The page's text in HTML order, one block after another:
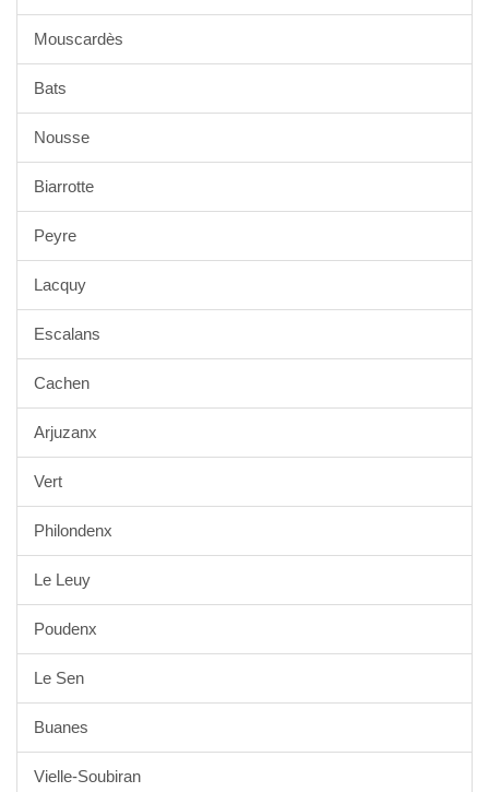
Mouscardès
Bats
Nousse
Biarrotte
Peyre
Lacquy
Escalans
Cachen
Arjuzanx
Vert
Philondenx
Le Leuy
Poudenx
Le Sen
Buanes
Vielle-Soubiran